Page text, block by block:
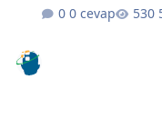
0 cevap